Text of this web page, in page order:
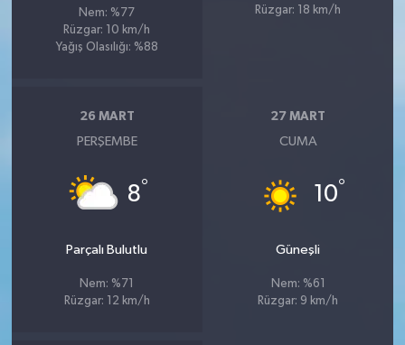
Nem: %77
Rüzgar: 10 km/h
Yağış Olasılığı: %88
Rüzgar: 18 km/h
26 MART
PERŞEMBE
8°
Parçalı Bulutlu
Nem: %71
Rüzgar: 12 km/h
27 MART
CUMA
10°
Güneşli
Nem: %61
Rüzgar: 9 km/h